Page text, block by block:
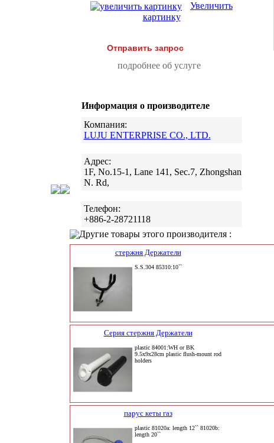
Увеличить
картинку
Отправить запрос
подробнее об услуге
Информация о производителе
Компания:
LUJU ENTERPRISE CO., LTD.
Адрес:
1F, No.15-1, Lane 141, Sec.7, Zhongshan
N. Rd,
Телефон:
+886-2-28721118
Другие товары этого производителя :
стержня Держатели
S.S.304 85310:10``
Серия стержня Держатели
plastic 84001:WH or BK
9.5x9x28cm plastic flush-mount rod
holders
парус кеты газ
plastic 81020a: length 12`` 81020b:
length 20``